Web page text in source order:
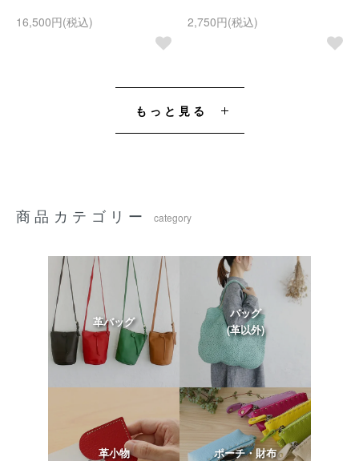
16,500円(税込)
2,750円(税込)
もっと見る
商品カテゴリー category
革バッグ
バッグ
(革以外)
革小物 ポーチ・財布